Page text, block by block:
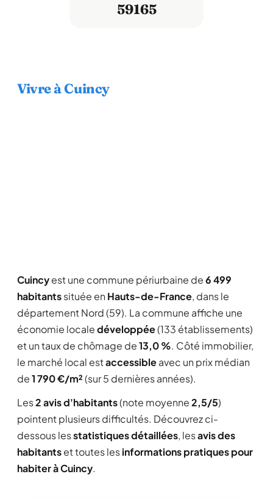
59165
Vivre à Cuincy
Cuincyest une commune périurbaine de6 499
habitantssituée en Hauts-de-France, dans le
département Nord (59). La commune affiche une
économie localedéveloppée(133 établissements)
et un taux de chômage de13,0 %. Côté immobilier,
le marché local estaccessibleavec un prix médian
de1 790 €/m²(sur 5 dernières années).
Les2 avis d'habitants(note moyenne2,5/5)
pointent plusieurs difficultés. Découvrez ci-
dessous lesstatistiques détaillées, lesavis des
habitantset toutes lesinformations pratiques pour
habiter à Cuincy.